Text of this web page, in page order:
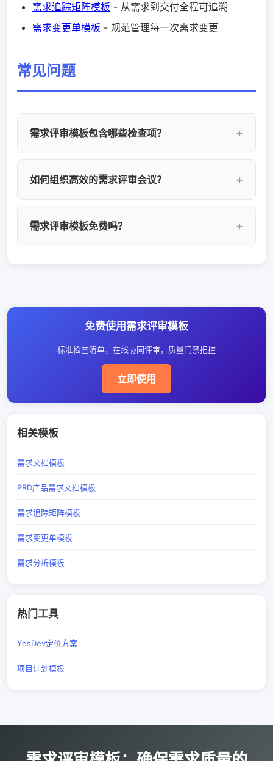
需求追踪矩阵模板 - 从需求到交付全程可追溯
需求变更单模板 - 规范管理每一次需求变更
常见问题
需求评审模板包含哪些检查项？
（需求是否有遗漏）、一致性（需求之间是否矛
（需求是否可实现）、可测试性（需求是否有明
如何组织高效的需求评审会议？
需求文档，评审人预审；2）使用检查清单——按
需求评审模板免费吗？
免费使用需求评审模板
标准检查清单，在线协同评审，质量门禁把控
立即使用
相关模板
需求文档模板
PRD产品需求文档模板
需求追踪矩阵模板
需求变更单模板
需求分析模板
热门工具
YesDev定价方案
项目计划模板